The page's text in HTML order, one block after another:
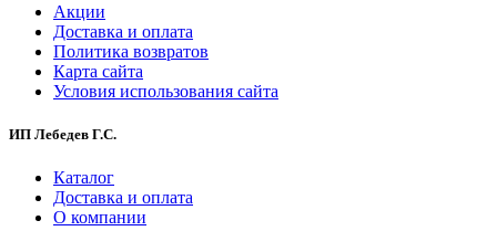
Акции
Доставка и оплата
Политика возвратов
Карта сайта
Условия использования сайта
ИП Лебедев Г.С.
Каталог
Доставка и оплата
О компании